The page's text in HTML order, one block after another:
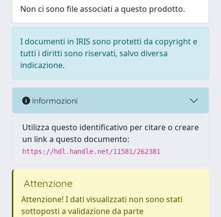
Non ci sono file associati a questo prodotto.
I documenti in IRIS sono protetti da copyright e
tutti i diritti sono riservati, salvo diversa
indicazione.
Informazioni
Utilizza questo identificativo per citare o creare
un link a questo documento:
https://hdl.handle.net/11581/262381
Attenzione
Attenzione! I dati visualizzati non sono stati
sottoposti a validazione da parte